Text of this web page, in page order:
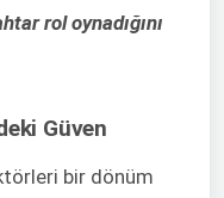
rol oynadığını
Güven
bir dönüm